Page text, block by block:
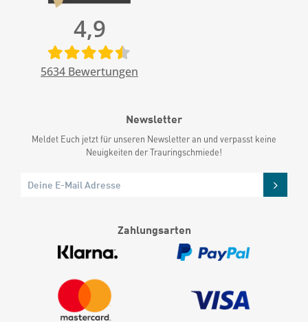
4,9
5634 Bewertungen
Newsletter
Meldet Euch jetzt für unseren Newsletter an und verpasst keine
Neuigkeiten der Trauringschmiede!
Zahlungsarten